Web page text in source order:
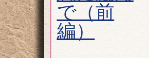
で（前
編）